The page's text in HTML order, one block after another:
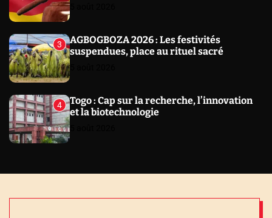
3
AGBOGBOZA 2026 : Les festivités
suspendues, place au rituel sacré
4
Togo : Cap sur la recherche, l’innovation
et la biotechnologie